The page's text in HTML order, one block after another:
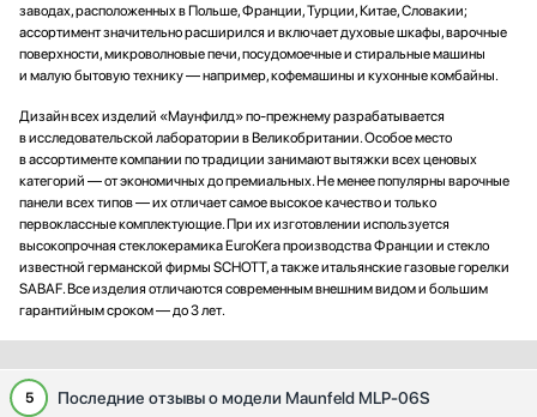
заводах, расположенных в Польше, Франции, Турции, Китае, Словакии;
ассортимент значительно расширился и включает духовые шкафы, варочные
поверхности, микроволновые печи, посудомоечные и стиральные машины
и малую бытовую технику — например, кофемашины и кухонные комбайны.
Дизайн всех изделий «Маунфилд» по-прежнему разрабатывается
в исследовательской лаборатории в Великобритании. Особое место
в ассортименте компании по традиции занимают вытяжки всех ценовых
категорий — от экономичных до премиальных. Не менее популярны варочные
панели всех типов — их отличает самое высокое качество и только
первоклассные комплектующие. При их изготовлении используется
высокопрочная стеклокерамика EuroKera производства Франции и стекло
известной германской фирмы SCHOTT, а также итальянские газовые горелки
SABAF. Все изделия отличаются современным внешним видом и большим
гарантийным сроком — до 3 лет.
5 Последние отзывы о модели Maunfeld MLP-06S